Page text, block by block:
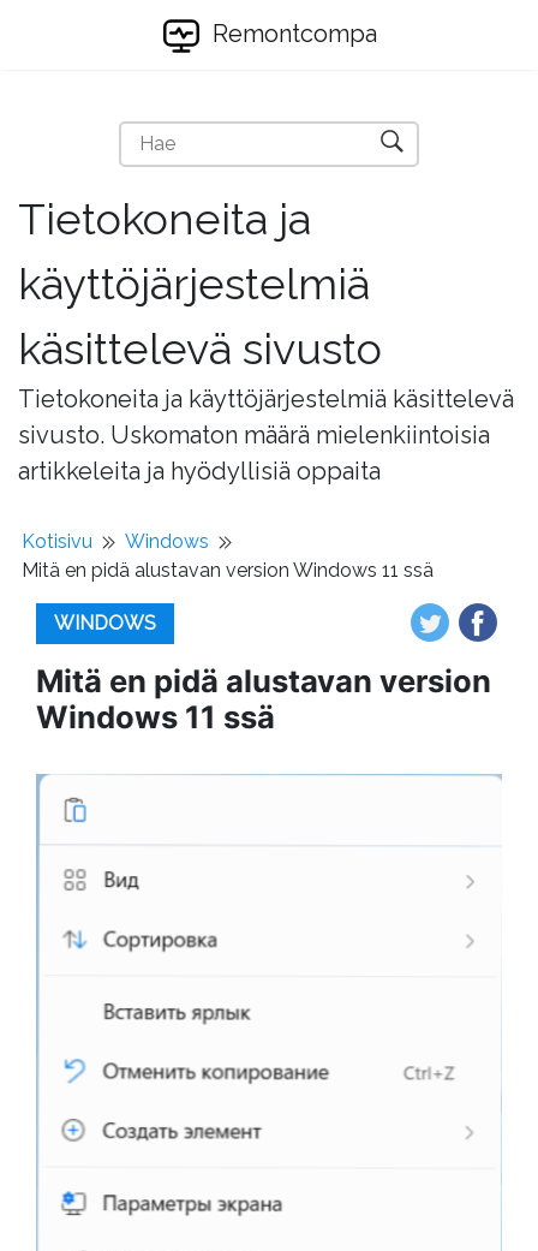
Remontcompa
Tietokoneita ja
käyttöjärjestelmiä
käsittelevä sivusto
Tietokoneita ja käyttöjärjestelmiä käsittelevä
sivusto. Uskomaton määrä mielenkiintoisia
artikkeleita ja hyödyllisiä oppaita
Kotisivu
Windows
Mitä en pidä alustavan version Windows 11 ssä
WINDOWS
Mitä en pidä alustavan version
Windows 11 ssä